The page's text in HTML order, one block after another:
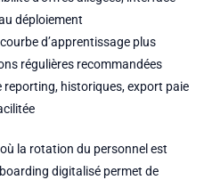
déploiement
d’apprentissage plus
régulières recommandées
reporting, historiques, export paie
la rotation du personnel est
digitalisé permet de